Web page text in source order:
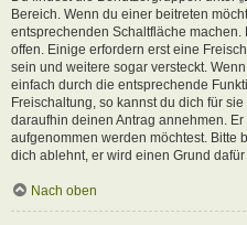
Bereich. Wenn du einer beitreten
entsprechenden Schaltfläche
offen. Einige erfordern erst eine
sein und weitere sogar versteckt.
einfach durch die entsprechende
Freischaltung, so kannst du dich für
daraufhin deinen Antrag annehmen.
aufgenommen werden möchtest. Bitte
dich ablehnt, er wird einen Grund dafür
Nach oben